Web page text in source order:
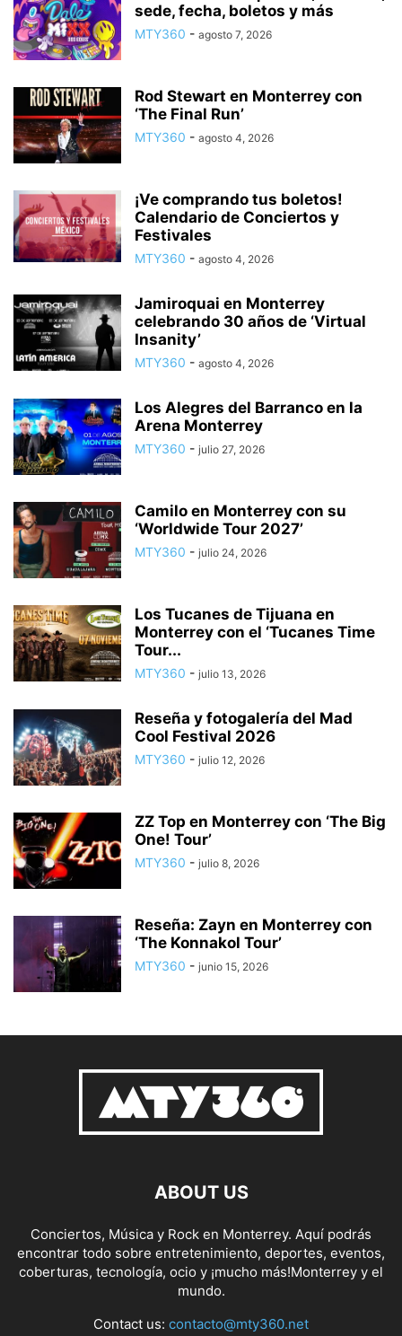
sede, fecha, boletos y más
MTY360 - agosto 7, 2026
Rod Stewart en Monterrey con
‘The Final Run’
MTY360 - agosto 4, 2026
¡Ve comprando tus boletos!
Calendario de Conciertos y
Festivales
MTY360 - agosto 4, 2026
Jamiroquai en Monterrey
celebrando 30 años de ‘Virtual
Insanity’
MTY360 - agosto 4, 2026
Los Alegres del Barranco en la
Arena Monterrey
MTY360 - julio 27, 2026
Camilo en Monterrey con su
‘Worldwide Tour 2027’
MTY360 - julio 24, 2026
Los Tucanes de Tijuana en
Monterrey con el ‘Tucanes Time
Tour...
MTY360 - julio 13, 2026
Reseña y fotogalería del Mad
Cool Festival 2026
MTY360 - julio 12, 2026
ZZ Top en Monterrey con ‘The Big
One! Tour’
MTY360 - julio 8, 2026
Reseña: Zayn en Monterrey con
‘The Konnakol Tour’
MTY360 - junio 15, 2026
ABOUT US
Conciertos, Música y Rock en Monterrey. Aquí podrás
encontrar todo sobre entretenimiento, deportes, eventos,
coberturas, tecnología, ocio y ¡mucho más!Monterrey y el
mundo.
Contact us: contacto@mty360.net